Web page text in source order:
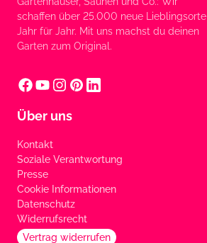
schaffen über 25.000 neue Lieblingsorte
Jahr für Jahr. Mit uns machst du deinen
Garten zum Original.
Über uns
Kontakt
Soziale Verantwortung
Presse
Cookie Informationen
Datenschutz
Widerrufsrecht
Vertrag widerrufen